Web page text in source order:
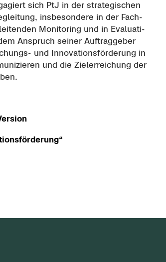
sich PtJ in der stra­te­gi­schen
ins­be­son­de­re in der Fach­
Mo­ni­to­ring und in Eva­lua­ti­
An­spruch sei­ner Auf­trag­ge­ber
und In­no­va­ti­ons­för­de­rung in
und die Ziel­er­rei­chung der